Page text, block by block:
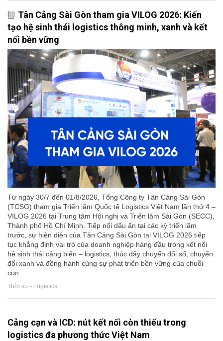
Tân Cảng Sài Gòn tham gia VILOG 2026: Kiến
tạo hệ sinh thái logistics thông minh, xanh và kết
nối bền vững
Từ ngày 30/7 đến 01/8/2026, Tổng Công ty Tân Cảng Sài Gòn
(TCSG) tham gia Triển lãm Quốc tế Logistics Việt Nam lần thứ 4 –
VILOG 2026 tại Trung tâm Hội nghị và Triển lãm Sài Gòn (SECC),
Thành phố Hồ Chí Minh. Tiếp nối dấu ấn tại các kỳ triển lãm
trước, sự hiện diện của Tân Cảng Sài Gòn tại VILOG 2026 tiếp
tục khẳng định vai trò của doanh nghiệp hàng đầu trong kết nối
hệ sinh thái cảng biển – logistics, thúc đẩy chuyển đổi số, chuyển
đổi xanh và đồng hành cùng sự phát triển bền vững của chuỗi
cun
Thời sự - Logistics
Cảng cạn và ICD: nút kết nối còn thiếu trong
logistics đa phương thức Việt Nam